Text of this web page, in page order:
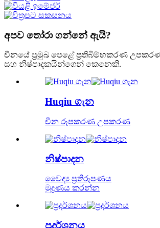
අපව තෝරා ගන්නේ ඇයි?
චීනයේ ප්‍රමුඛ පෙළේ ප්‍රතිබිම්භකරණ
සහ නිෂ්පාදකයින්ගෙන් කෙනෙකි.
Huqiu ගැන
චීන රූපකරණ උපකරණ
නිෂ්පාදන
වෛද්‍ය ප්‍රතිරූපණය
මුද්‍රණය කරන්න
ප්‍රදර්ශනය